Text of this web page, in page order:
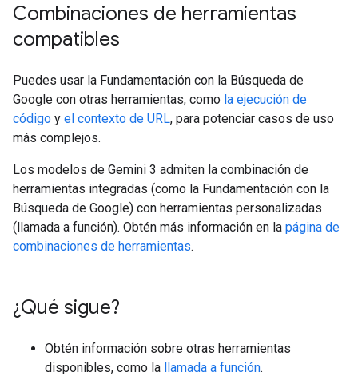
Combinaciones de herramientas
compatibles
Puedes usar la Fundamentación con la Búsqueda de
Google con otras herramientas, como la ejecución de
código y el contexto de URL, para potenciar casos de uso
más complejos.
Los modelos de Gemini 3 admiten la combinación de
herramientas integradas (como la Fundamentación con la
Búsqueda de Google) con herramientas personalizadas
(llamada a función). Obtén más información en la página de
combinaciones de herramientas.
¿Qué sigue?
Obtén información sobre otras herramientas
disponibles, como la llamada a función.